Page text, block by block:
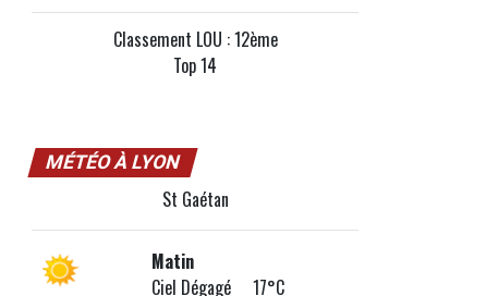
Classement LOU : 12ème
Top 14
MÉTÉO À LYON
St Gaétan
Matin
Ciel Dégagé 17°C